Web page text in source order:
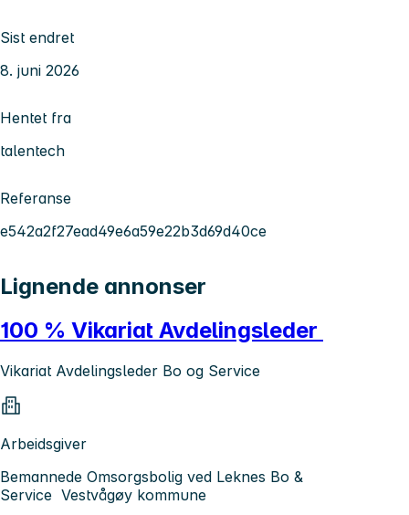
Sist endret
8. juni 2026
Hentet fra
talentech
Referanse
e542a2f27ead49e6a59e22b3d69d40ce
Lignende annonser
100 % Vikariat Avdelingsleder
Vikariat Avdelingsleder Bo og Service
Arbeidsgiver
Bemannede Omsorgsbolig ved Leknes Bo &
Service Vestvågøy kommune